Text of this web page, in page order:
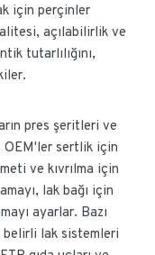
için perçinler
açılabilirlik ve
tutarlılığını,
pres şeritleri ve
OEM'ler sertlik için
ve kıvrılma için
lak bağı için
ayarlar. Bazı
belirli lak sistemleri